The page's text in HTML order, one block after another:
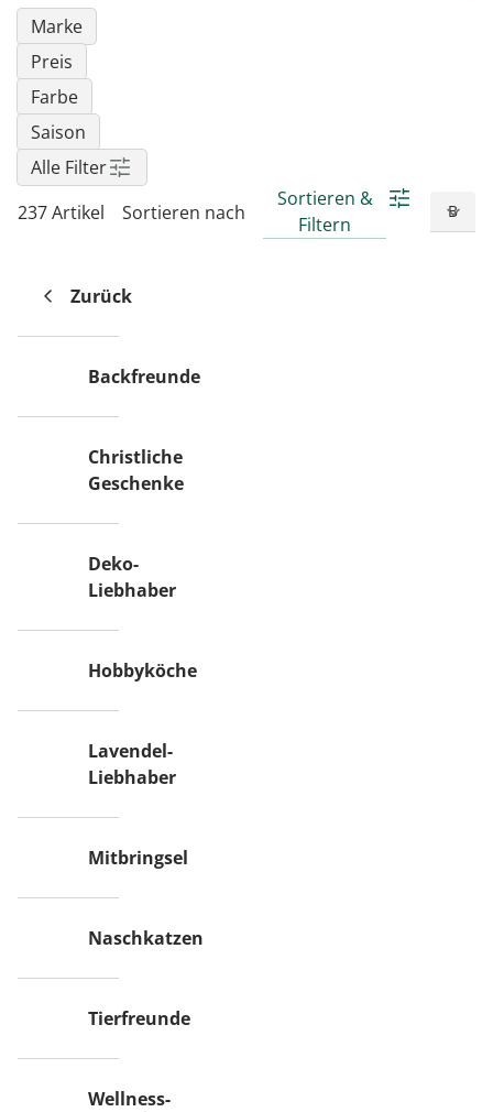
Marke
Preis
Farbe
Saison
Alle Filter
237 Artikel
Sortieren nach
Sortieren &
Filtern
Zurück
Backfreunde
Christliche
Geschenke
Deko-
Liebhaber
Hobbyköche
Lavendel-
Liebhaber
Mitbringsel
Naschkatzen
Tierfreunde
Wellness-